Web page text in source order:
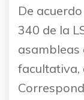
De
340 de la
asambleas
facultativa,